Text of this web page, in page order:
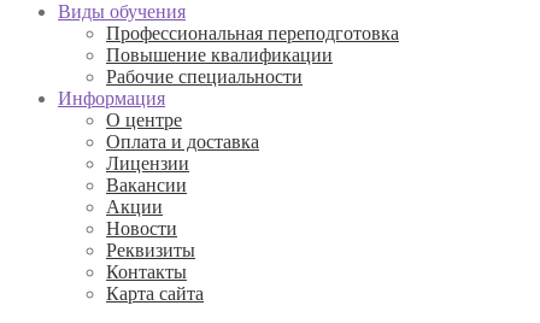
Виды обучения
Профессиональная переподготовка
Повышение квалификации
Рабочие специальности
Информация
О центре
Оплата и доставка
Лицензии
Вакансии
Акции
Новости
Реквизиты
Контакты
Карта сайта